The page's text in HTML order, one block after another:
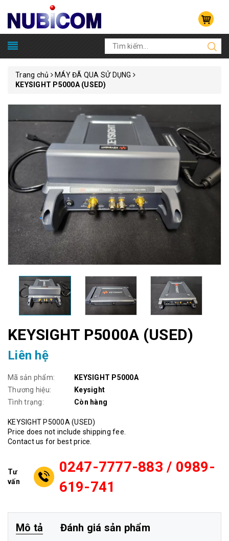
Trang chủ
MÁY ĐÃ QUA SỬ DỤNG
KEYSIGHT P5000A (USED)
KEYSIGHT P5000A (USED)
Liên hệ
Mã sản phẩm:
KEYSIGHT P5000A
Thương hiệu:
Keysight
Tình trạng:
Còn hàng
KEYSIGHT P5000A (USED)
Price does not include shipping fee.
Contact us for best price.
Tư
vấn
0247-7777-883 / 0989-
619-741
Mô tả Đánh giá sản phẩm